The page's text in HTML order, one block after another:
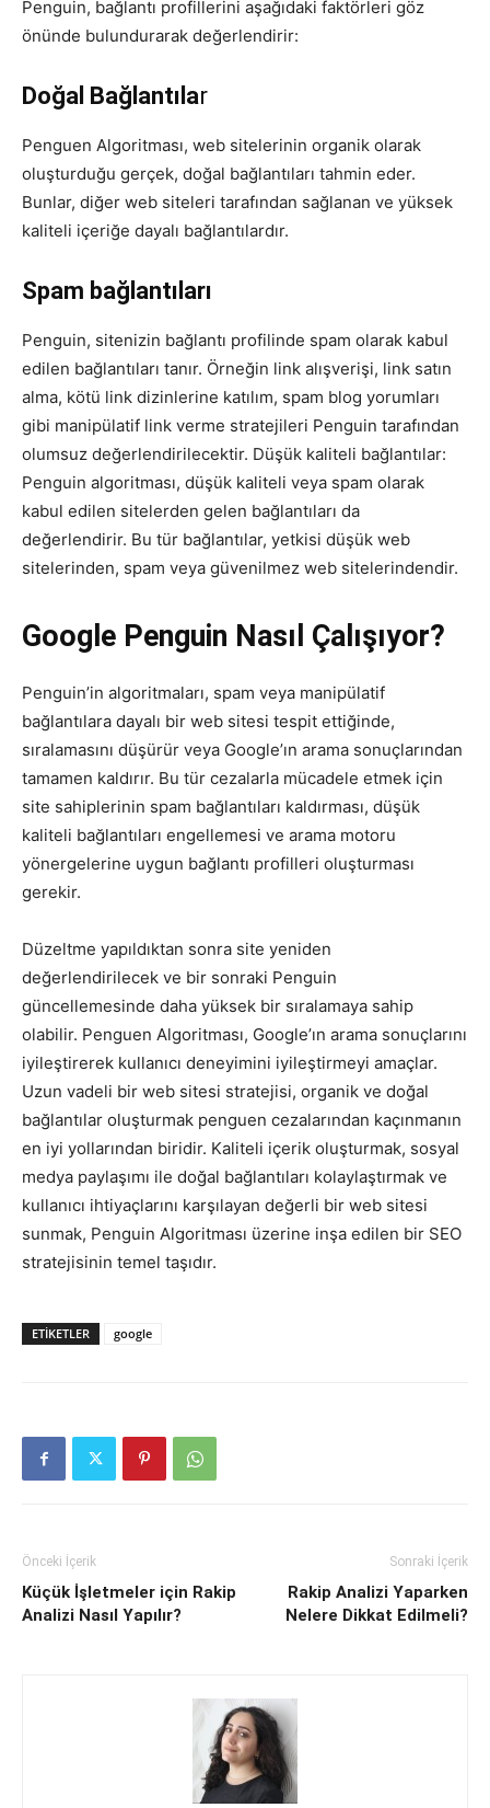
Penguin, bağlantı profillerini aşağıdaki faktörleri göz
önünde bulundurarak değerlendirir:
Doğal Bağlantılar
Penguen Algoritması, web sitelerinin organik olarak
oluşturduğu gerçek, doğal bağlantıları tahmin eder.
Bunlar, diğer web siteleri tarafından sağlanan ve yüksek
kaliteli içeriğe dayalı bağlantılardır.
Spam bağlantıları
Penguin, sitenizin bağlantı profilinde spam olarak kabul
edilen bağlantıları tanır. Örneğin link alışverişi, link satın
alma, kötü link dizinlerine katılım, spam blog yorumları
gibi manipülatif link verme stratejileri Penguin tarafından
olumsuz değerlendirilecektir. Düşük kaliteli bağlantılar:
Penguin algoritması, düşük kaliteli veya spam olarak
kabul edilen sitelerden gelen bağlantıları da
değerlendirir. Bu tür bağlantılar, yetkisi düşük web
sitelerinden, spam veya güvenilmez web sitelerindendir.
Google Penguin Nasıl Çalışıyor?
Penguin’in algoritmaları, spam veya manipülatif
bağlantılara dayalı bir web sitesi tespit ettiğinde,
sıralamasını düşürür veya Google’ın arama sonuçlarından
tamamen kaldırır. Bu tür cezalarla mücadele etmek için
site sahiplerinin spam bağlantıları kaldırması, düşük
kaliteli bağlantıları engellemesi ve arama motoru
yönergelerine uygun bağlantı profilleri oluşturması
gerekir.
Düzeltme yapıldıktan sonra site yeniden
değerlendirilecek ve bir sonraki Penguin
güncellemesinde daha yüksek bir sıralamaya sahip
olabilir. Penguen Algoritması, Google’ın arama sonuçlarını
iyileştirerek kullanıcı deneyimini iyileştirmeyi amaçlar.
Uzun vadeli bir web sitesi stratejisi, organik ve doğal
bağlantılar oluşturmak penguen cezalarından kaçınmanın
en iyi yollarından biridir. Kaliteli içerik oluşturmak, sosyal
medya paylaşımı ile doğal bağlantıları kolaylaştırmak ve
kullanıcı ihtiyaçlarını karşılayan değerli bir web sitesi
sunmak, Penguin Algoritması üzerine inşa edilen bir SEO
stratejisinin temel taşıdır.
ETIKETLER google
Önceki İçerik
Küçük İşletmeler için Rakip
Analizi Nasıl Yapılır?
Sonraki İçerik
Rakip Analizi Yaparken
Nelere Dikkat Edilmeli?